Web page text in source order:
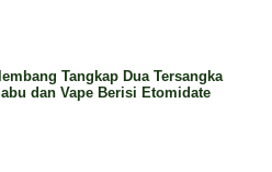
Tangkap Dua Tersangka
dan Vape Berisi Etomidate